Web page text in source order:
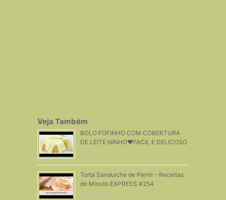
Veja Também
BOLO FOFINHO COM COBERTURA
DE LEITE NINHO❤FACIL E DELICOSO
5 Janeiro, 2017
Torta Sanduiche de Pernil – Receitas
de Minuto EXPRESS #254
18 Maio, 2017